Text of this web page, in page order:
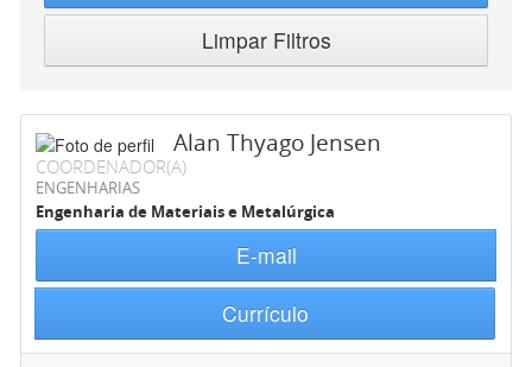
Limpar Filtros
Alan Thyago Jensen
COORDENADOR(A)
ENGENHARIAS
Engenharia de Materiais e Metalúrgica
E-mail
Currículo